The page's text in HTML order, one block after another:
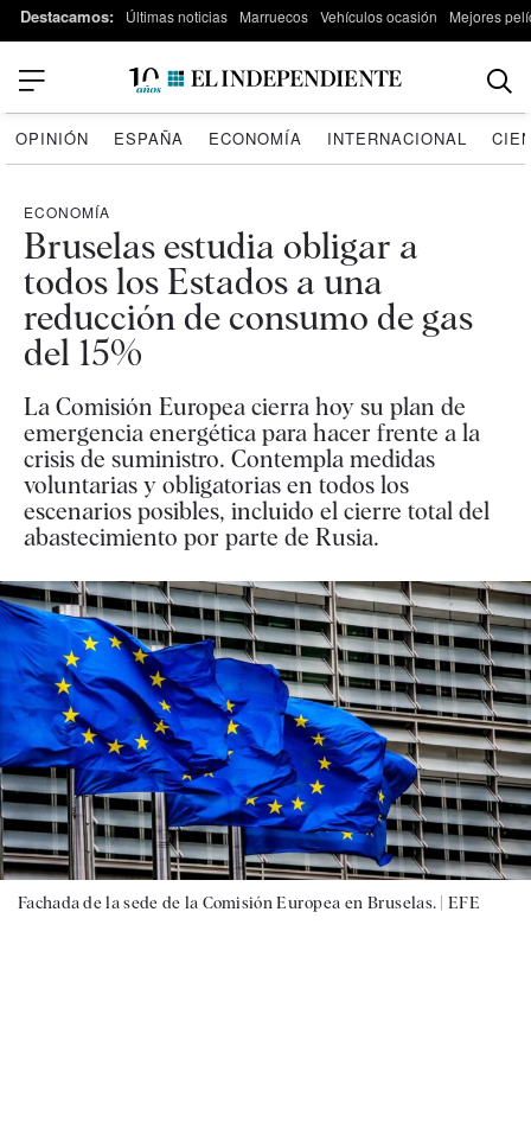
Destacamos: Últimas noticias Marruecos Vehículos ocasión Mejores
OPINIÓN ESPAÑA ECONOMÍA INTERNACIONAL
ECONOMÍA
Bruselas estudia obligar a
todos los Estados a una
reducción de consumo de gas
del 15%
La Comisión Europea cierra hoy su plan de
emergencia energética para hacer frente a la
crisis de suministro. Contempla medidas
voluntarias y obligatorias en todos los
escenarios posibles, incluido el cierre total del
abastecimiento por parte de Rusia.
Fachada de la sede de la Comisión Europea en Bruselas. |EFE